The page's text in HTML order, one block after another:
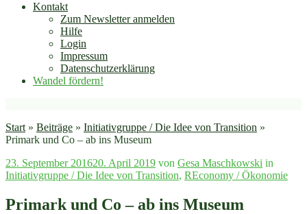
Kontakt
Zum Newsletter anmelden
Hilfe
Login
Impressum
Datenschutzerklärung
Wandel fördern!
Start » Beiträge » Initiativgruppe / Die Idee von Transition »
Primark und Co – ab ins Museum
Veröffentlicht
am
23. September 201620. April 2019 von Gesa Maschkowski in
Initiativgruppe / Die Idee von Transition, REconomy / Ökonomie
Primark und Co – ab ins Museum